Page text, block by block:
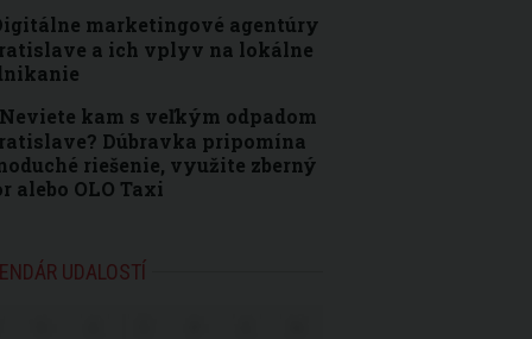
marketingové agentúry
a ich vplyv na lokálne
Neviete kam s veľkým odpadom
Dúbravka pripomína
riešenie, využite zberný
alebo OLO Taxi
UDALOSTÍ